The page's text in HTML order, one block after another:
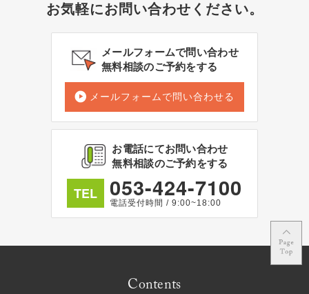
お気軽にお問い合わせください。
メールフォームで問い合わせ
無料相談のご予約をする
メールフォームで問い合わせる
お電話にてお問い合わせ
無料相談のご予約をする
TEL 053-424-7100
電話受付時間 / 9:00~18:00
Contents